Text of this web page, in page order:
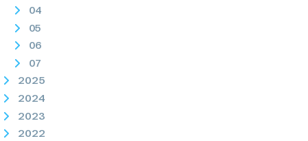
04
05
06
07
2025
2024
2023
2022